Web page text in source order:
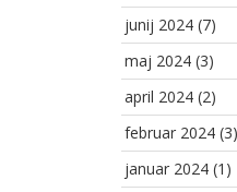
junij 2024 (7)
maj 2024 (3)
april 2024 (2)
februar 2024 (3)
januar 2024 (1)